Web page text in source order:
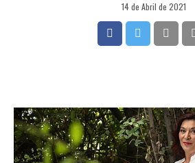
14 de Abril de 2021